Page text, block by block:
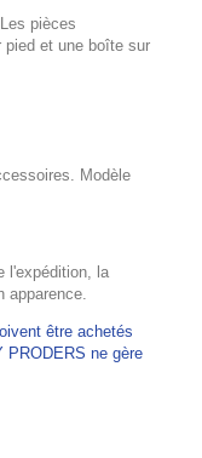
pièces
pied et une boîte sur
Modèle
l'expédition, la
apparence.
être achetés
PRODERS ne gère